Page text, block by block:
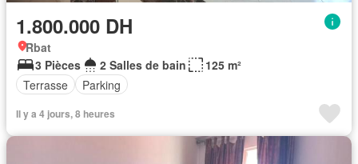
1.800.000 DH
Rbat
3 Pièces
2 Salles de bain
125 m²
Terrasse
Parking
Il y a 4 jours, 8 heures